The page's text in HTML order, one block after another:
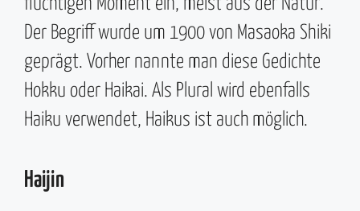
Der Begriff wurde um 1900 von Masaoka Shiki
geprägt. Vorher nannte man diese Gedichte
Hokku oder Haikai. Als Plural wird ebenfalls
Haiku verwendet, Haikus ist auch möglich.
Haijin